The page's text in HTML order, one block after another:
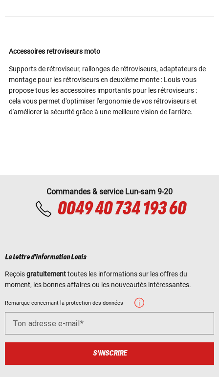
Accessoires retroviseurs moto
Supports de rétroviseur, rallonges de rétroviseurs, adaptateurs de
montage pour les rétroviseurs en deuxième monte : Louis vous
propose tous les accessoires importants pour les rétroviseurs :
cela vous permet d'optimiser l'ergonomie de vos rétroviseurs et
d'améliorer la sécurité grâce à une meilleure vision de l'arrière.
Commandes & service Lun-sam 9-20
0049 40 734 193 60
La lettre d'information Louis
Reçoisgratuitementtoutes les informations sur les offres du
moment, les bonnes affaires ou les nouveautés intéressantes.
Remarque concernant la protection des données
Ton adresse e-mail
S'INSCRIRE